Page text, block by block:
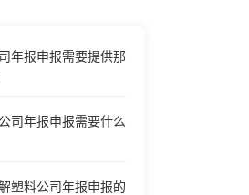
年报申报需要提供那
司年报申报需要什么
塑料公司年报申报的